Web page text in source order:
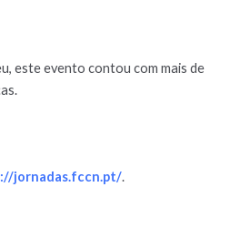
este evento contou com mais de
jornadas.fccn.pt/.